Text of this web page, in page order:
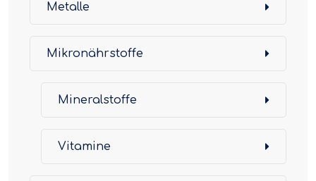
Metalle
Mikronährstoffe
Mineralstoffe
Vitamine